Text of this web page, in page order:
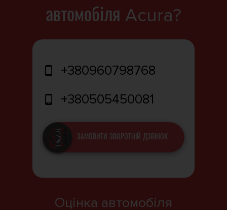
автомобіля Acura?
+380960798768
+380505450081
ЗАМОВИТИ ЗВОРОТНІЙ ДЗВІНОК
Оцінка автомобіля